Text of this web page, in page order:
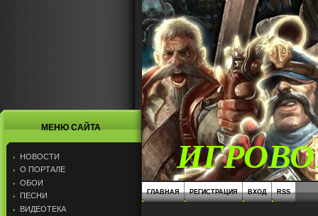
МЕНЮ САЙТА
НОВОСТИ
О ПОРТАЛЕ
ОБОИ
ПЕСНИ
ВИДЕОТЕКА
ГЛАВНАЯ РЕГИСТРАЦИЯ ВХОД RSS